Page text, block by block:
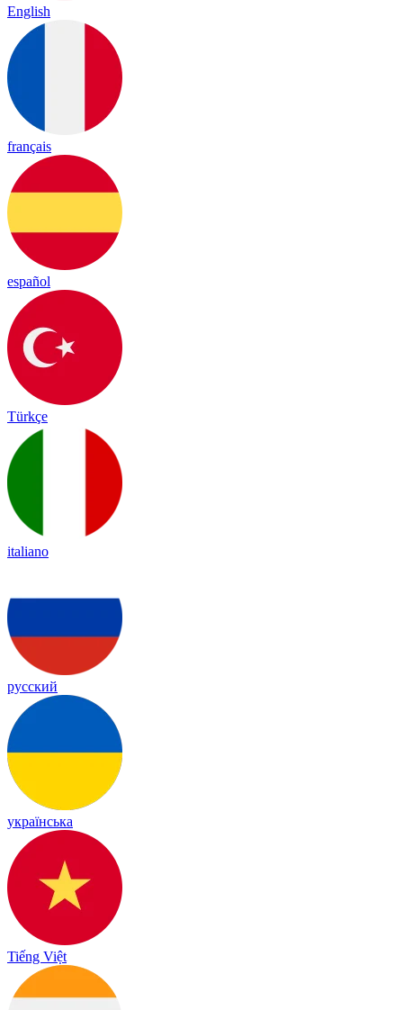
English
français
español
Türkçe
italiano
русский
українська
Tiếng Việt